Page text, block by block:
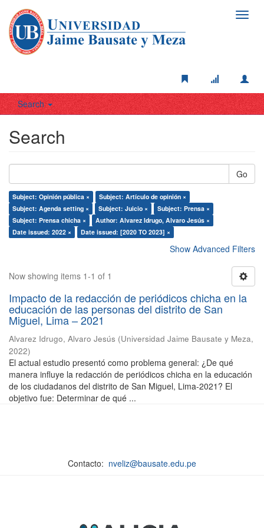
Search
Search
Go
Subject: Opinión pública ×
Subject: Artículo de opinión ×
Subject: Agenda setting ×
Subject: Juicio ×
Subject: Prensa ×
Subject: Prensa chicha ×
Author: Alvarez Idrugo, Alvaro Jesús ×
Date issued: 2022 ×
Date issued: [2020 TO 2023] ×
Show Advanced Filters
Now showing items 1-1 of 1
Impacto de la redacción de periódicos chicha en la
educación de las personas del distrito de San
Miguel, Lima – 2021
Alvarez Idrugo, Alvaro Jesús (Universidad Jaime Bausate y Meza,
2022)
El actual estudio presentó como problema general: ¿De qué
manera influye la redacción de periódicos chicha en la educación
de los ciudadanos del distrito de San Miguel, Lima-2021? El
objetivo fue: Determinar de qué ...
Contacto: nveliz@bausate.edu.pe